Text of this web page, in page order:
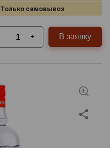
Только самовывоз
- + В заявку